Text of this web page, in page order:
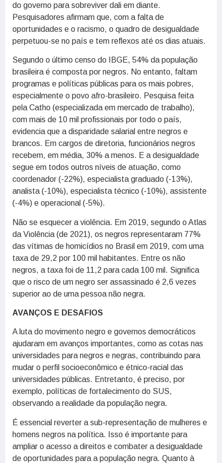
do governo para sobreviver dali em diante.
Pesquisadores afirmam que, com a falta de
oportunidades e o racismo, o quadro de desigualdade
perpetuou-se no país e tem reflexos até os dias atuais.
Segundo o último censo do IBGE, 54% da população
brasileira é composta por negros. No entanto, faltam
programas e políticas públicas para os mais pobres,
especialmente o povo afro-brasileiro. Pesquisa feita
pela Catho (especializada em mercado de trabalho),
com mais de 10 mil profissionais por todo o país,
evidencia que a disparidade salarial entre negros e
brancos. Em cargos de diretoria, funcionários negros
recebem, em média, 30% a menos. E a desigualdade
segue em todos outros níveis de atuação, como
coordenador (-22%), especialista graduado (-13%),
analista (-10%), especialista técnico (-10%), assistente
(-4%) e operacional (-5%).
Não se esquecer a violência. Em 2019, segundo o Atlas
da Violência (de 2021), os negros representaram 77%
das vítimas de homicídios no Brasil em 2019, com uma
taxa de 29,2 por 100 mil habitantes. Entre os não
negros, a taxa foi de 11,2 para cada 100 mil. Significa
que o risco de um negro ser assassinado é 2,6 vezes
superior ao de uma pessoa não negra.
AVANÇOS E DESAFIOS
A luta do movimento negro e governos democráticos
ajudaram em avanços importantes, como as cotas nas
universidades para negros e negras, contribuindo para
mudar o perfil socioeconômico e étnico-racial das
universidades públicas. Entretanto, é preciso, por
exemplo, políticas de fortalecimento do SUS,
observando a realidade da população negra.
É essencial reverter a sub-representação de mulheres e
homens negros na política. Isso é importante para
ampliar o acesso a direitos e combater a desigualdade
de oportunidades para a população negra. Quanto à